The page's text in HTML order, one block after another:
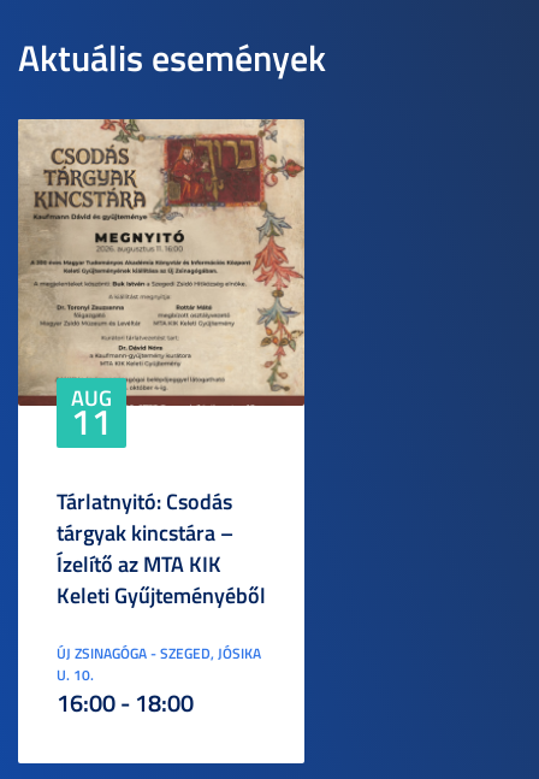
Aktuális események
AUG
11
Tárlatnyitó: Csodás
tárgyak kincstára –
Ízelítő az MTA KIK
Keleti Gyűjteményéből
ÚJ ZSINAGÓGA - SZEGED, JÓSIKA
U. 10.
16:00 - 18:00